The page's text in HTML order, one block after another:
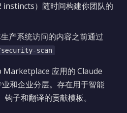
instincts）随时间构建你团队的
产系统访问的内容之前通过
scan
Marketplace 应用的 Claude
和企业分层。存在用于智能
子和翻译的贡献模板。